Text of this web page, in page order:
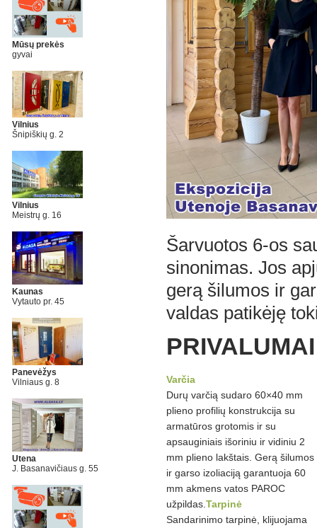
Mūsų prekės
gyvai
Vilnius
Šnipiškių g. 2
Vilnius
Meistrų g. 16
Kaunas
Vytauto pr. 45
Panevėžys
Vilniaus g. 8
Utena
J. Basanavičiaus g. 55
Šarvuotos 6-os
sinonimas. Jos
gerą šilumos ir
valdas patikėję
PRIVALUMAI
Varčia
Durų varčią sudaro 60×40 mm
plieno profilių konstrukcija su
armatūros grotomis ir su
apsauginiais išoriniu ir vidiniu 2
mm plieno lakštais. Gerą šilumos
ir garso izoliaciją garantuoja 60
mm akmens vatos PAROC
užpildas. Tarpinė
Sandarinimo tarpinė, klijuojama